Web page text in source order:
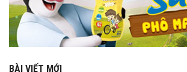
BÀI VIẾT MỚI